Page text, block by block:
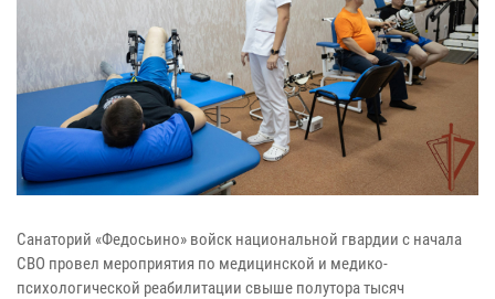
Санаторий «Федосьино» войск национальной гвардии с начала
СВО провел мероприятия по медицинской и медико-
психологической реабилитации свыше полутора тысяч